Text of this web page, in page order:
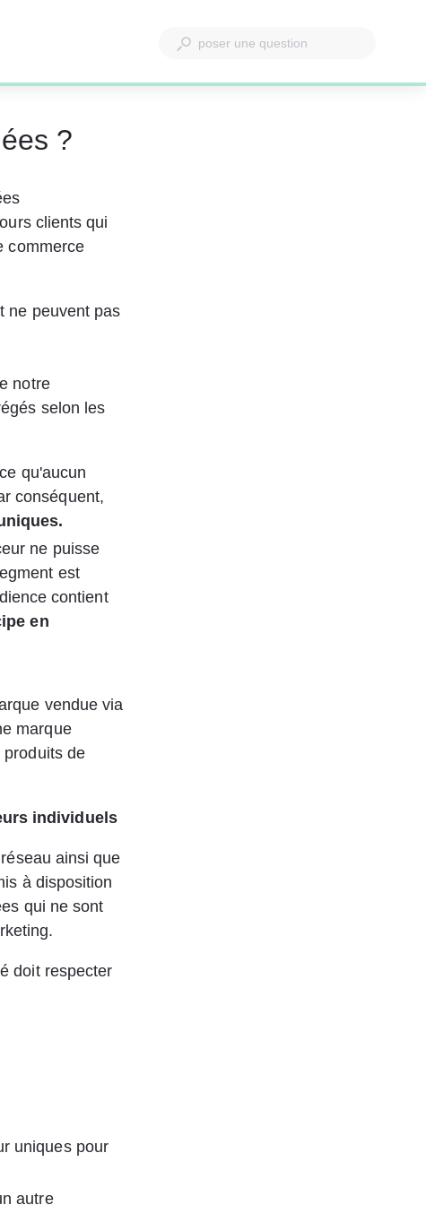
?
clients qui
commerce
ne peuvent pas
selon les
qu'aucun
conséquent,
ne puisse
est
contient
en
vendue via
marque
produits de
individuels
ainsi que
à disposition
qui ne sont
doit respecter
uniques pour
autre